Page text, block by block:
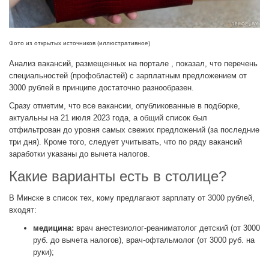
Фото из открытых источников (иллюстративное)
Анализ вакансий, размещенных на портале , показал, что перечень
специальностей (профобластей) с зарплатным предложением от
3000 рублей в принципе достаточно разнообразен.
Сразу отметим, что все вакансии, опубликованные в подборке,
актуальны на 21 июля 2023 года, а общий список был
отфильтрован до уровня самых свежих предложений (за последние
три дня). Кроме того, следует учитывать, что по ряду вакансий
заработки указаны до вычета налогов.
Какие варианты есть в столице?
В Минске в список тех, кому предлагают зарплату от 3000 рублей,
входят:
медицина: врач анестезиолог-реаниматолог детский (от 3000
руб. до вычета налогов), врач-офтальмолог (от 3000 руб. на
руки);